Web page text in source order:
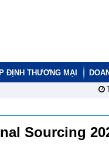
ĐỊNH THƯƠNG MẠI
Sourcing